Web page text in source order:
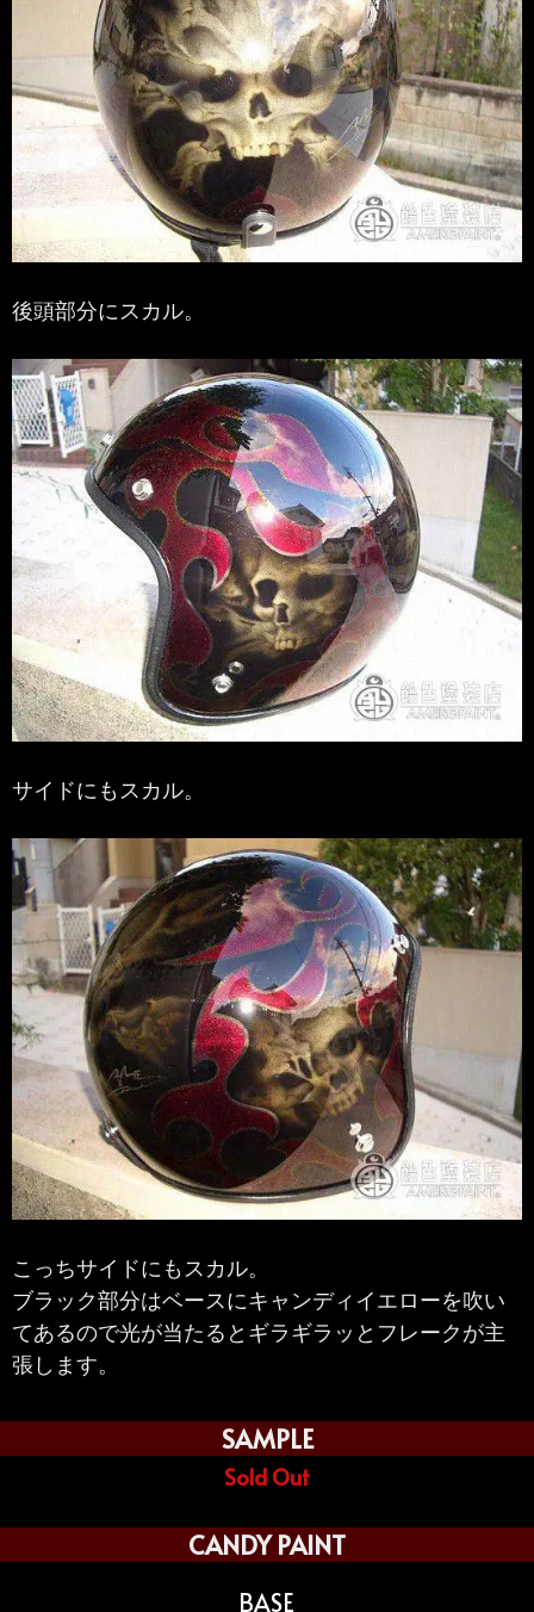
後頭部分にスカル。
サイドにもスカル。
こっちサイドにもスカル。
ブラック部分はベースにキャンディイエローを吹い
てあるので光が当たるとギラギラッとフレークが主
張します。
SAMPLE
Sold Out
CANDY PAINT
BASE